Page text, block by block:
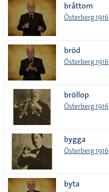
bråttom
Österberg 1916
bröd
Österberg 1916
bröllop
Österberg 1916
bygga
Österberg 1916
byta